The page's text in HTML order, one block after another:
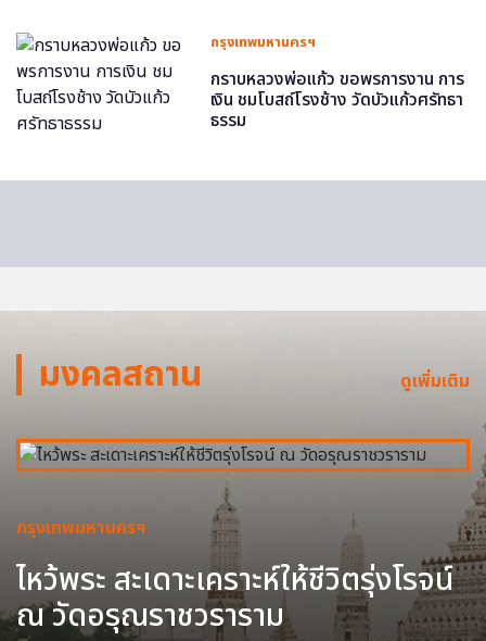
กรุงเทพมหานครฯ
กราบหลวงพ่อแก้ว ขอพรการงาน การ
เงิน ชมโบสถ์โรงช้าง วัดบัวแก้วศรัทธา
ธรรม
มงคลสถาน ดูเพิ่มเติม
กรุงเทพมหานครฯ
ไหว้พระ สะเดาะเคราะห์ให้ชีวิตรุ่งโรจน์
ณ วัดอรุณราชวราราม